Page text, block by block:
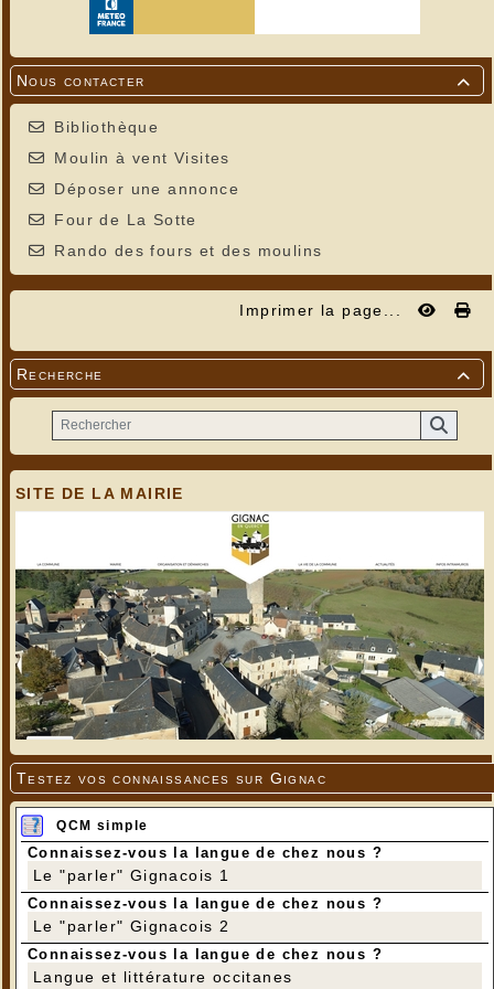

Nous contacter
Bibliothèque
Moulin à vent Visites
Déposer une annonce
Four de La Sotte
Rando des fours et des moulins
Imprimer la page...

Recherche
SITE DE LA MAIRIE
Testez vos connaissances sur Gignac
QCM simple
Connaissez-vous la langue de chez nous ?
Le "parler" Gignacois 1
Connaissez-vous la langue de chez nous ?
Le "parler" Gignacois 2
Connaissez-vous la langue de chez nous ?
Langue et littérature occitanes